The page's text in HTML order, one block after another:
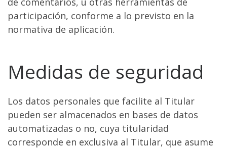
participación, conforme a lo previsto en la
normativa de aplicación.
Medidas de seguridad
Los datos personales que facilite al Titular
pueden ser almacenados en bases de datos
automatizadas o no, cuya titularidad
corresponde en exclusiva al Titular, que asume